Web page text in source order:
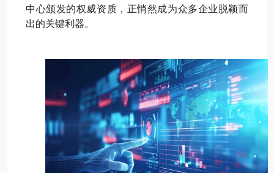
中心颁发的权威资质，正悄然成为众多企业脱颖而
出的关键利器。